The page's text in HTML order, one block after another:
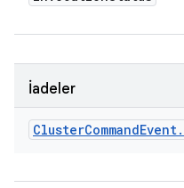
İadeler
ClusterCommandEvent.